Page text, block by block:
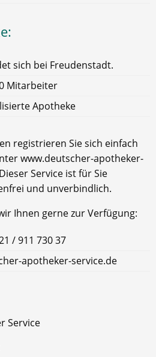
sich bei Freudenstadt.
Mitarbeiter
Apotheke
registrieren Sie sich einfach
www.deutscher-apotheker-
Service ist für Sie
und unverbindlich.
Ihnen gerne zur Verfügung:
/ 911 730 37
apotheker-service.de
Service